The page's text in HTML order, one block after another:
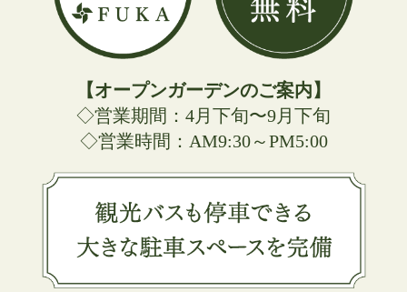
【オープンガーデンのご案内】
◇営業期間：4月下旬〜9月下旬
◇営業時間：AM9:30～PM5:00